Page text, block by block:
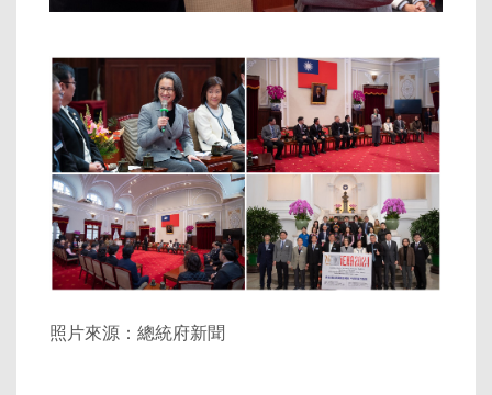
照片來源：總統府新聞